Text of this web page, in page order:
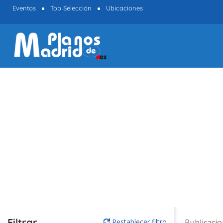
Eventos Top Selección Ubicaciones